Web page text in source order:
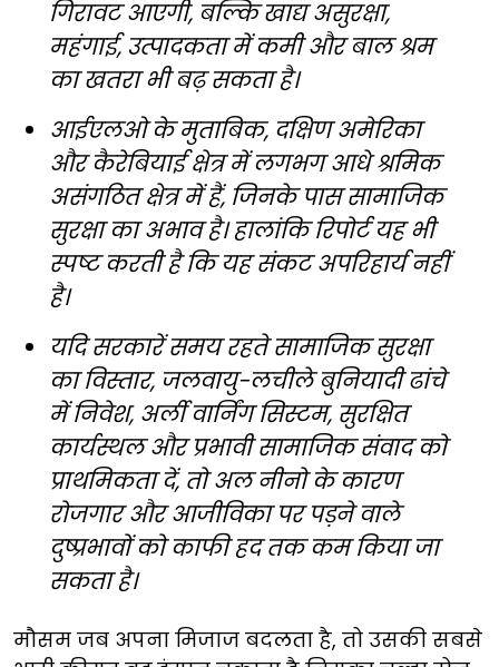
गिरावट आएगी, बल्कि खाद्य असुरक्षा,
महंगाई, उत्पादकता में कमी और बाल श्रम
का खतरा भी बढ़ सकता है।
आईएलओ के मुताबिक, दक्षिण अमेरिका
और कैरेबियाई क्षेत्र में लगभग आधे श्रमिक
असंगठित क्षेत्र में हैं, जिनके पास सामाजिक
सुरक्षा का अभाव है। हालांकि रिपोर्ट यह भी
स्पष्ट करती है कि यह संकट अपरिहार्य नहीं
है।
यदि सरकारें समय रहते सामाजिक सुरक्षा
का विस्तार, जलवायु-लचीले बुनियादी ढांचे
में निवेश, अर्ली वार्निंग सिस्टम, सुरक्षित
कार्यस्थल और प्रभावी सामाजिक संवाद को
प्राथमिकता दें, तो अल नीनो के कारण
रोजगार और आजीविका पर पड़ने वाले
दुष्प्रभावों को काफी हद तक कम किया जा
सकता है।
मौसम जब अपना मिजाज बदलता है, तो उसकी सबसे